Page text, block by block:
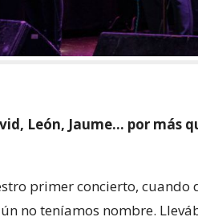
León, Jaume… por más
primer concierto,
no teníamos nombre.